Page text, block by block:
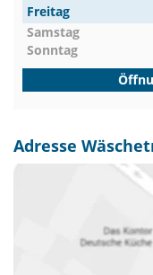
Freitag
Samstag
Sonntag
Adresse